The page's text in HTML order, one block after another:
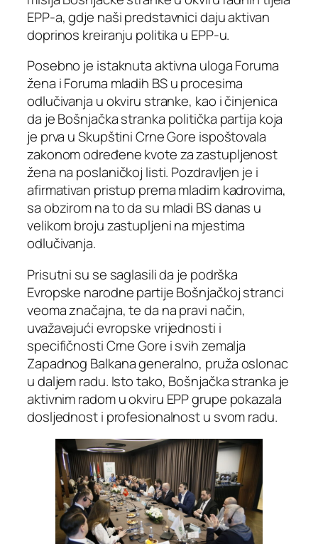
EPP-a, gdje naši predstavnici daju aktivan
doprinos kreiranju politika u EPP-u.
Posebno je istaknuta aktivna uloga Foruma
žena i Foruma mladih BS u procesima
odlučivanja u okviru stranke, kao i činjenica
da je Bošnjačka stranka politička partija koja
je prva u Skupštini Crne Gore ispoštovala
zakonom određene kvote za zastupljenost
žena na poslaničkoj listi. Pozdravljen je i
afirmativan pristup prema mladim kadrovima,
sa obzirom na to da su mladi BS danas u
velikom broju zastupljeni na mjestima
odlučivanja.
Prisutni su se saglasili da je podrška
Evropske narodne partije Bošnjačkoj stranci
veoma značajna, te da na pravi način,
uvažavajući evropske vrijednosti i
specifičnosti Crne Gore i svih zemalja
Zapadnog Balkana generalno, pruža oslonac
u daljem radu. Isto tako, Bošnjačka stranka je
aktivnim radom u okviru EPP grupe pokazala
dosljednost i profesionalnost u svom radu.